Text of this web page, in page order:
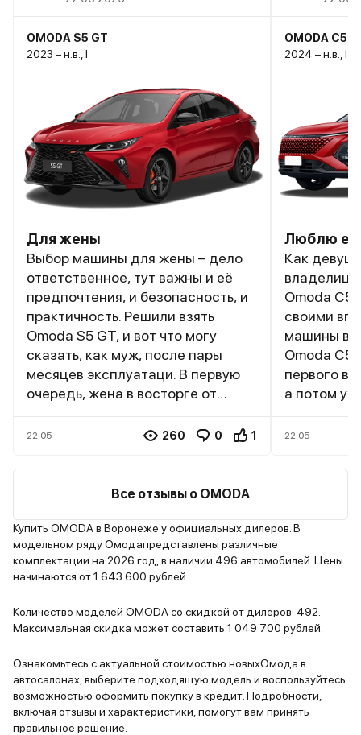
OMODA S5 GT
2023 – н.в., I
Для жены
Выбор машины для жены – дело
ответственное, тут важны и её
предпочтения, и безопасность, и
практичность. Решили взять
Omoda S5 GT, и вот что могу
сказать, как муж, после пары
месяцев эксплуатаци. В первую
очередь, жена в восторге от
понравился дерзкий дизайн,
спортивные элементы. Цвет
выбрали красный – яркий, ей
важно, чтобы машина выделялась
и нравилась ей визуально. Салон,
как по мне, тоже неплох. Кожаные
сиденья с красной прострочкой
смотрятся стильно, а жене
главное, что удобно. Говорит,
Приятно удивило наличие
панорамной крыши добавляет
света и ощущения простора. Два
экрана, конечно, выглядят
22.05 260 0 1
OMODA C5
2024 – н.в., I
Люблю ее
Как
Omoda C5,
своими
машины
Omoda C5
первого
а потом
работает
больше не
помощи
полосе,
делают
22.05
Все отзывы о OMODA
Купить OMODA в Воронеже у официальных дилеров. В
модельном ряду Омодапредставлены различные
комплектации на 2026 год, в наличии 496 автомобилей. Цены
начинаются от 1 643 600 рублей.
Количество моделей OMODA со скидкой от дилеров: 492.
Максимальная скидка может составить 1 049 700 рублей.
Ознакомьтесь с актуальной стоимостью новыхОмода в
автосалонах, выберите подходящую модель и воспользуйтесь
возможностью оформить покупку в кредит. Подробности,
включая отзывы и характеристики, помогут вам принять
правильное решение.